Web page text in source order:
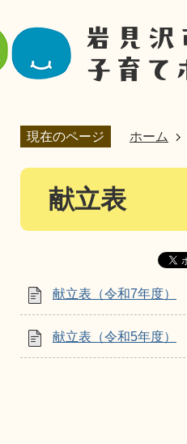
現在のページ ホーム
献立表
献立表（令和7年度）
献立表（令和5年度）